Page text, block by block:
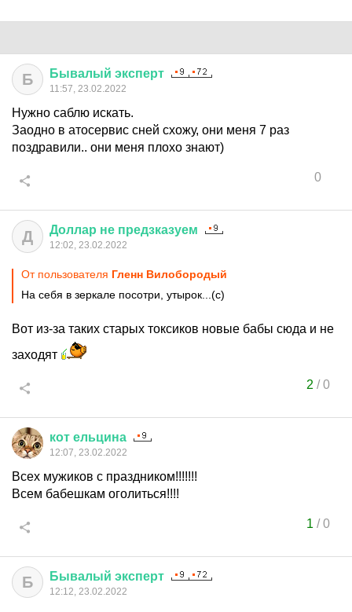
Б Бывалый эксперт
11:57, 23.02.2022
Нужно саблю искать.
Заодно в атосервис сней схожу, они меня 7 раз
поздравили.. они меня плохо знают)
0
Д Доллар не предзказуем
12:02, 23.02.2022
От пользователя Гленн Вилобородый
На себя в зеркале посотри, утырок...(с)
Вот из-за таких старых токсиков новые бабы сюда и не
заходят
2 /0
кот ельцина
12:07, 23.02.2022
Всех мужиков с праздником!!!!!!!
Всем бабешкам оголиться!!!!
1 /0
Б Бывалый эксперт
12:12, 23.02.2022